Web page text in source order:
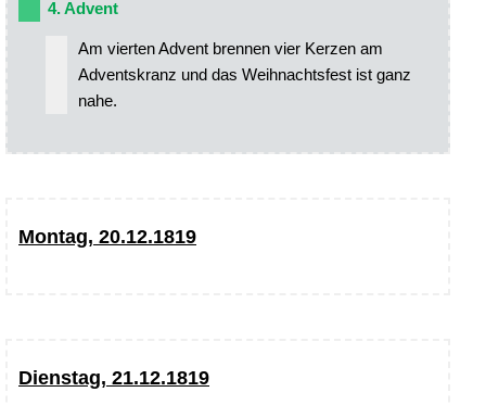
4. Advent
Am vierten Advent brennen vier Kerzen am
Adventskranz und das Weihnachtsfest ist ganz
nahe.
Montag, 20.12.1819
Dienstag, 21.12.1819